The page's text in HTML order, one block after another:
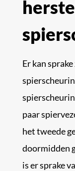
Er kan
paar
het tweede
doormidden
is er sprake